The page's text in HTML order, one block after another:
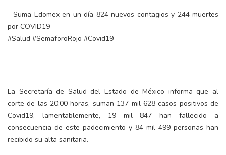
- Suma Edomex en un día 824 nuevos contagios y 244 muertes
por COVID19
#Salud #SemaforoRojo #Covid19
La Secretaría de Salud del Estado de México informa que al
corte de las 20:00 horas, suman 137 mil 628 casos positivos de
Covid19, lamentablemente, 19 mil 847 han fallecido a
consecuencia de este padecimiento y 84 mil 499 personas han
recibido su alta sanitaria.